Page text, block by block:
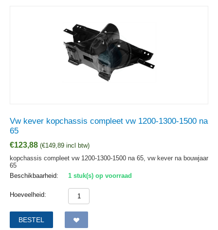
Vw kever kopchassis compleet vw 1200-1300-1500 na
65
€123,88 (€149,89 incl btw)
kopchassis compleet vw 1200-1300-1500 na 65, vw kever na bouwjaar
65
Beschikbaarheid:
1 stuk(s) op voorraad
Hoeveelheid:
BESTEL